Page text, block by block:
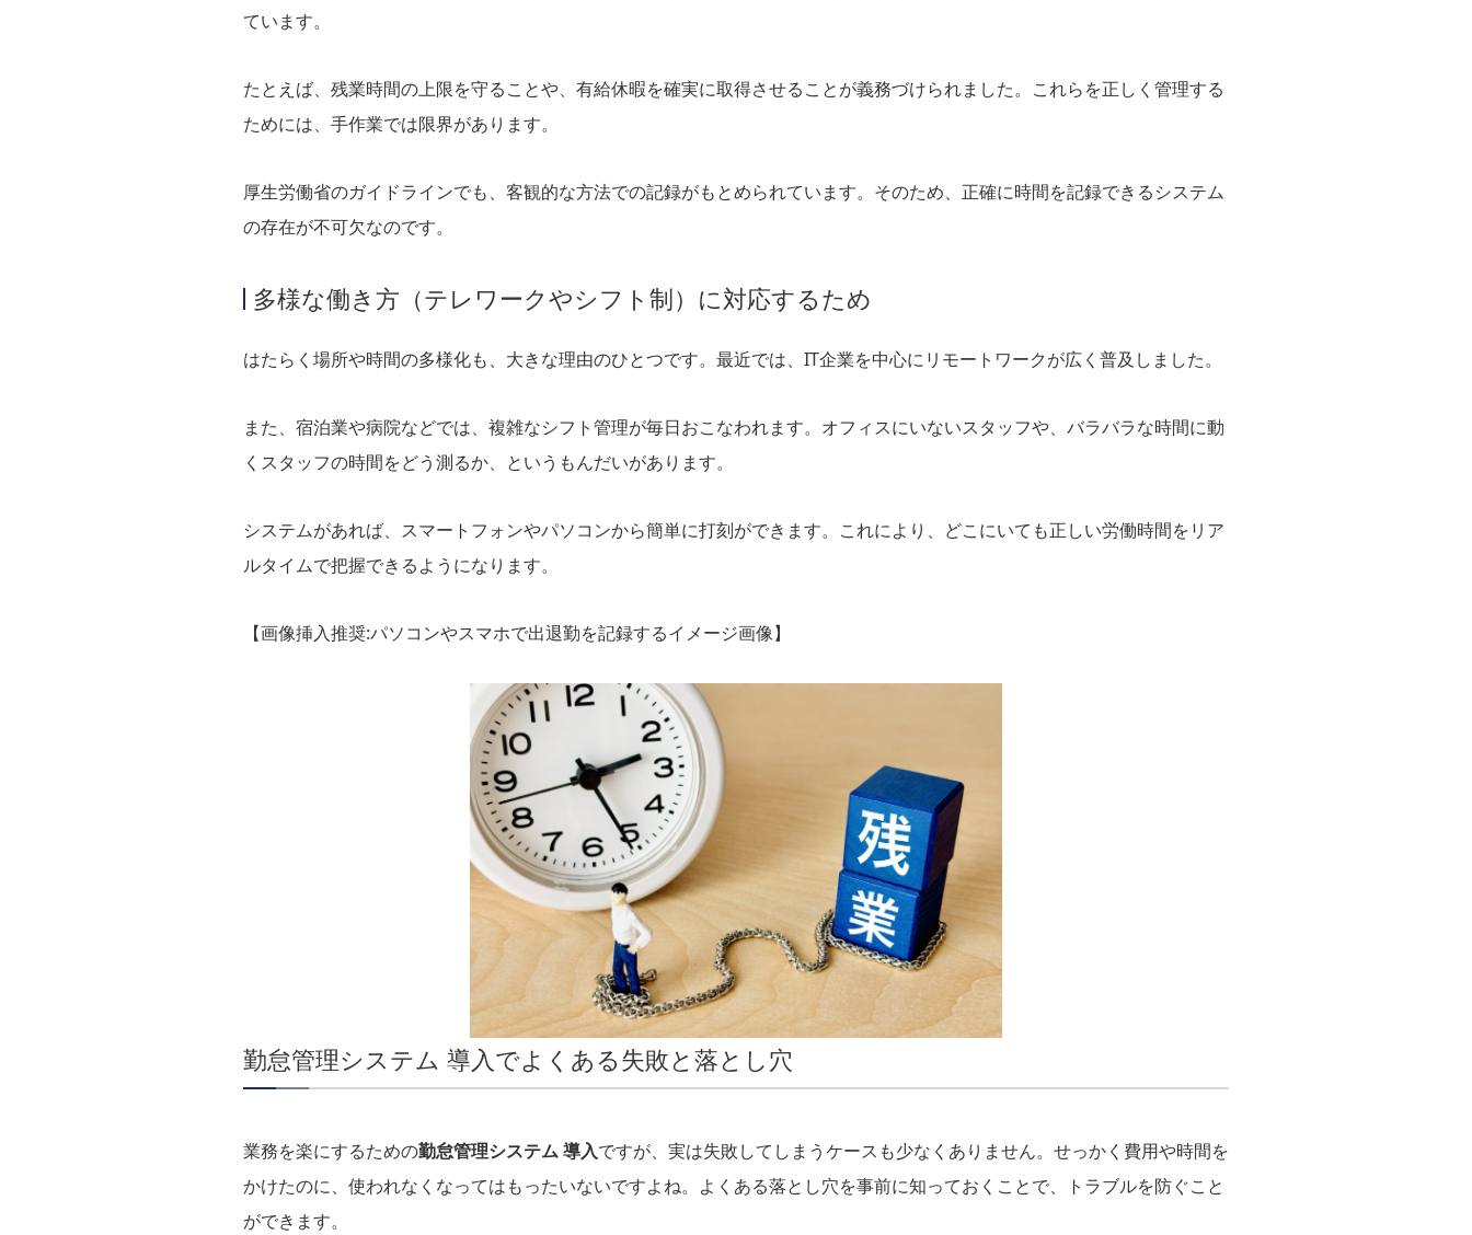
ています。
たとえば、残業時間の上限を守ることや、有給休暇を確実に取得させることが義務づけられました。これらを正しく管理する
ためには、手作業では限界があります。
厚生労働省のガイドラインでも、客観的な方法での記録がもとめられています。そのため、正確に時間を記録できるシステム
の存在が不可欠なのです。
多様な働き方（テレワークやシフト制）に対応するため
はたらく場所や時間の多様化も、大きな理由のひとつです。最近では、IT企業を中心にリモートワークが広く普及しました。
また、宿泊業や病院などでは、複雑なシフト管理が毎日おこなわれます。オフィスにいないスタッフや、バラバラな時間に動
くスタッフの時間をどう測るか、というもんだいがあります。
システムがあれば、スマートフォンやパソコンから簡単に打刻ができます。これにより、どこにいても正しい労働時間をリア
ルタイムで把握できるようになります。
【画像挿入推奨:パソコンやスマホで出退勤を記録するイメージ画像】
勤怠管理システム 導入でよくある失敗と落とし穴
業務を楽にするための勤怠管理システム 導入ですが、実は失敗してしまうケースも少なくありません。せっかく費用や時間を
かけたのに、使われなくなってはもったいないですよね。よくある落とし穴を事前に知っておくことで、トラブルを防ぐこと
ができます。